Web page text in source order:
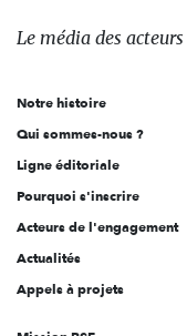
des
l'engagement
Le média des acteurs
Notre histoire
Qui sommes-nous ?
Ligne éditoriale
Pourquoi s'inscrire
Acteurs de l'engagement
Actualités
Appels à projets